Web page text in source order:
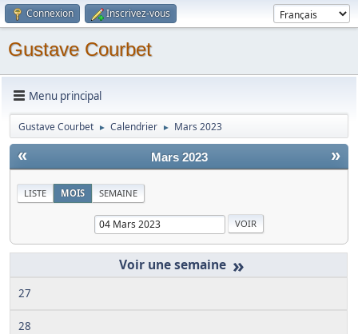
Connexion Inscrivez-vous
Gustave Courbet
Menu principal
Gustave Courbet ► Calendrier ► Mars 2023
« »
Mars 2023
LISTE MOIS SEMAINE
»
27
28